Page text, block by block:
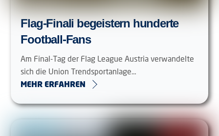
Flag-Finali begeistern hunderte
Football-Fans
Am Final-Tag der Flag League Austria verwandelte
sich die Union Trendsportanlage…
MEHR ERFAHREN